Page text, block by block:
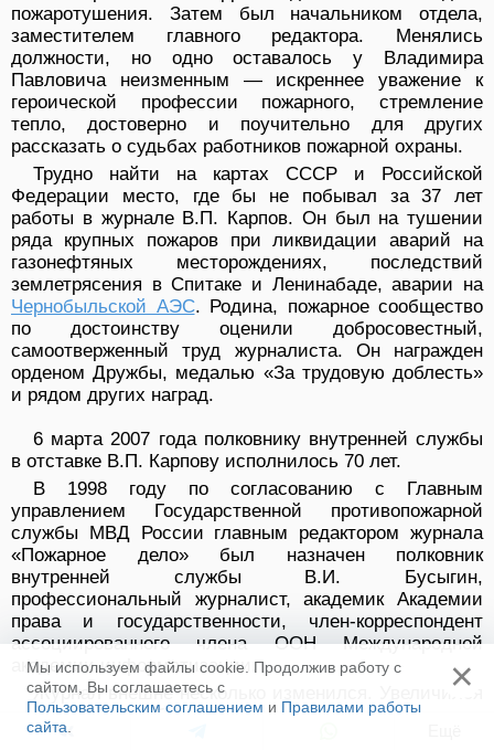
пожаротушения. Затем был начальником отдела,
заместителем главного редактора. Менялись
должности, но одно оставалось у Владимира
Павловича неизменным — искреннее уважение к
героической профессии пожарного, стремление
тепло, достоверно и поучительно для других
рассказать о судьбах работников пожарной охраны.
Трудно найти на картах СССР и Российской
Федерации место, где бы не побывал за 37 лет
работы в журнале В.П. Карпов. Он был на тушении
ряда крупных пожаров при ликвидации аварий на
газонефтяных месторождениях, последствий
землетрясения в Спитаке и Ленинабаде, аварии на
Чернобыльской АЭС. Родина, пожарное сообщество
по достоинству оценили добросовестный,
самоотверженный труд журналиста. Он награжден
орденом Дружбы, медалью «За трудовую доблесть»
и рядом других наград.
6 марта 2007 года полковнику внутренней службы
в отставке В.П. Карпову исполнилось 70 лет.
В 1998 году по согласованию с Главным
управлением Государственной противопожарной
службы МВД России главным редактором журнала
«Пожарное дело» был назначен полковник
внутренней службы В.И. Бусыгин,
профессиональный журналист, академик Академии
права и государственности, член-корреспондент
ассоциированного члена ООН Международной
академии информатизации.
Журнал внешне несколько изменился. Увеличился
его формат и объем. Содержание же значительных
изменений не претерпело. Как и прежде,
Мы используем файлы cookie. Продолжив работу с
сайтом, Вы соглашаетесь с
Пользовательским соглашением и Правилами работы
сайта
×